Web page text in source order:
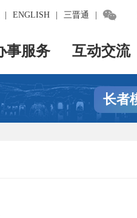
ENGLISH 三晋通 
事服务 互动交流
长者